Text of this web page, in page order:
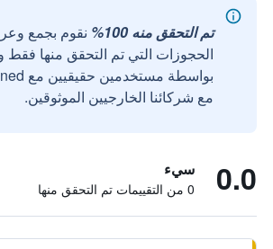
تم التحقق منه 100%
نقوم بجمع
الحجوزات التي تم التحقق منها فقط
مع شركائنا الخارجيين الموثوقين.
0.0 سيء
0 من التقييمات تم التحقق منها